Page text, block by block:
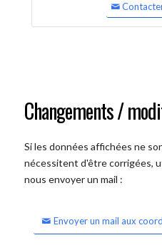
Changements /
Si les données affichées ne
nécessitent d'être corrigées,
nous envoyer un mail :
Envoyer un mail aux